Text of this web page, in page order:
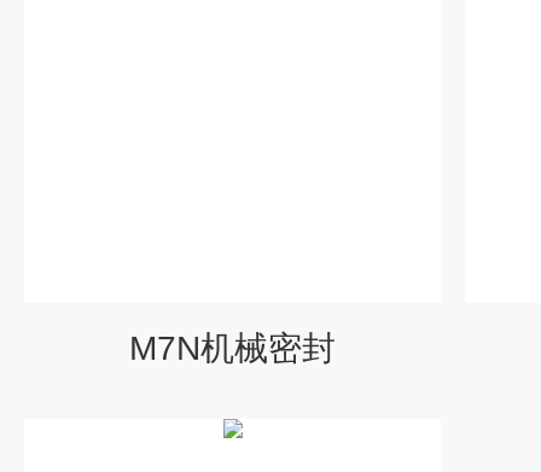
M7N机械密封